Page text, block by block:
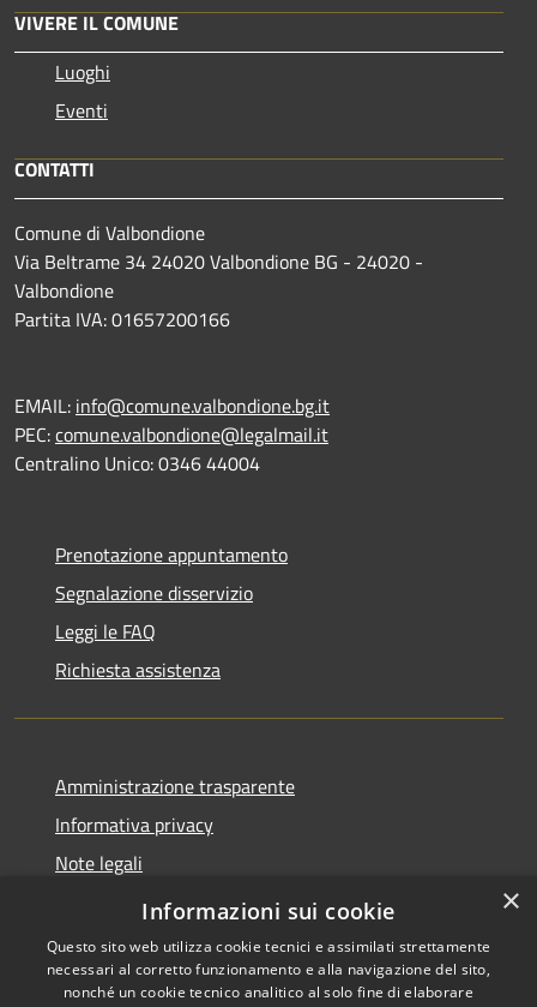
VIVERE IL COMUNE
Luoghi
Eventi
CONTATTI
Comune di Valbondione
Via Beltrame 34 24020 Valbondione BG - 24020 -
Valbondione
Partita IVA: 01657200166
EMAIL: info@comune.valbondione.bg.it
PEC:comune.valbondione@legalmail.it
Centralino Unico: 0346 44004
Prenotazione appuntamento
Segnalazione disservizio
Leggi le FAQ
Richiesta assistenza
Amministrazione trasparente
Informativa privacy
Note legali
Dichiarazione di accessibilità
×
Informazioni sui cookie
Questo sito web utilizza cookie tecnici e assimilati strettamente
necessari al corretto funzionamento e alla navigazione del sito,
nonché un cookie tecnico analitico al solo fine di elaborare